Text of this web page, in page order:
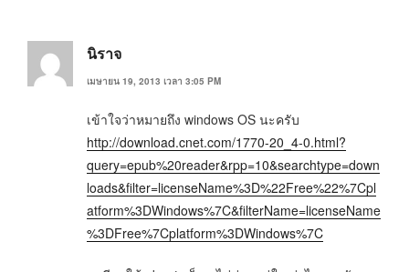
นิราจ
เมษายน 19, 2013 เวลา 3:05 PM
เข้าใจว่าหมายถึง windows OS นะครับ
http://download.cnet.com/1770-20_4-0.html?
query=epub%20reader&rpp=10&searchtype=down
loads&filter=licenseName%3D%22Free%22%7Cpl
atform%3DWindows%7C&filterName=licenseName
%3DFree%7Cplatform%3DWindows%7C